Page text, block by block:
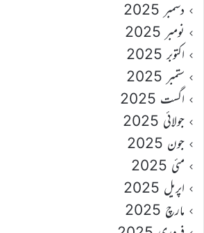
دسمبر 2025
نومبر 2025
اکتوبر 2025
ستمبر 2025
اگست 2025
جولائی 2025
جون 2025
مئی 2025
اپریل 2025
مارچ 2025